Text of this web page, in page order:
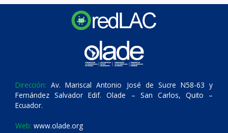
Dirección: Av. Mariscal Antonio José de Sucre N58-63 y
Fernández Salvador Edif. Olade – San Carlos, Quito –
Ecuador.
Web: www.olade.org